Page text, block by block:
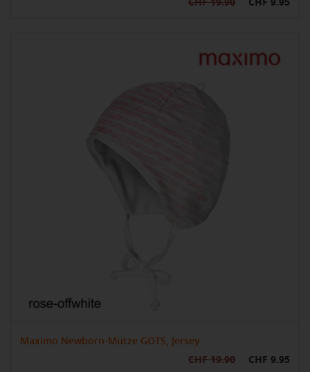
Maximo Newborn-Mütze GOTS, Jersey
CHF 19.90
CHF 9.95